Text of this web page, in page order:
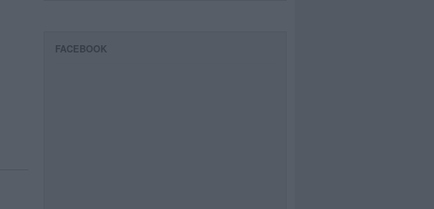
FACEBOOK